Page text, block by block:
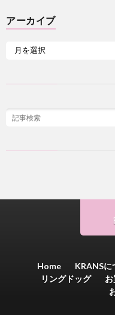
アーカイブ
Home KRANSに
リングドッグ